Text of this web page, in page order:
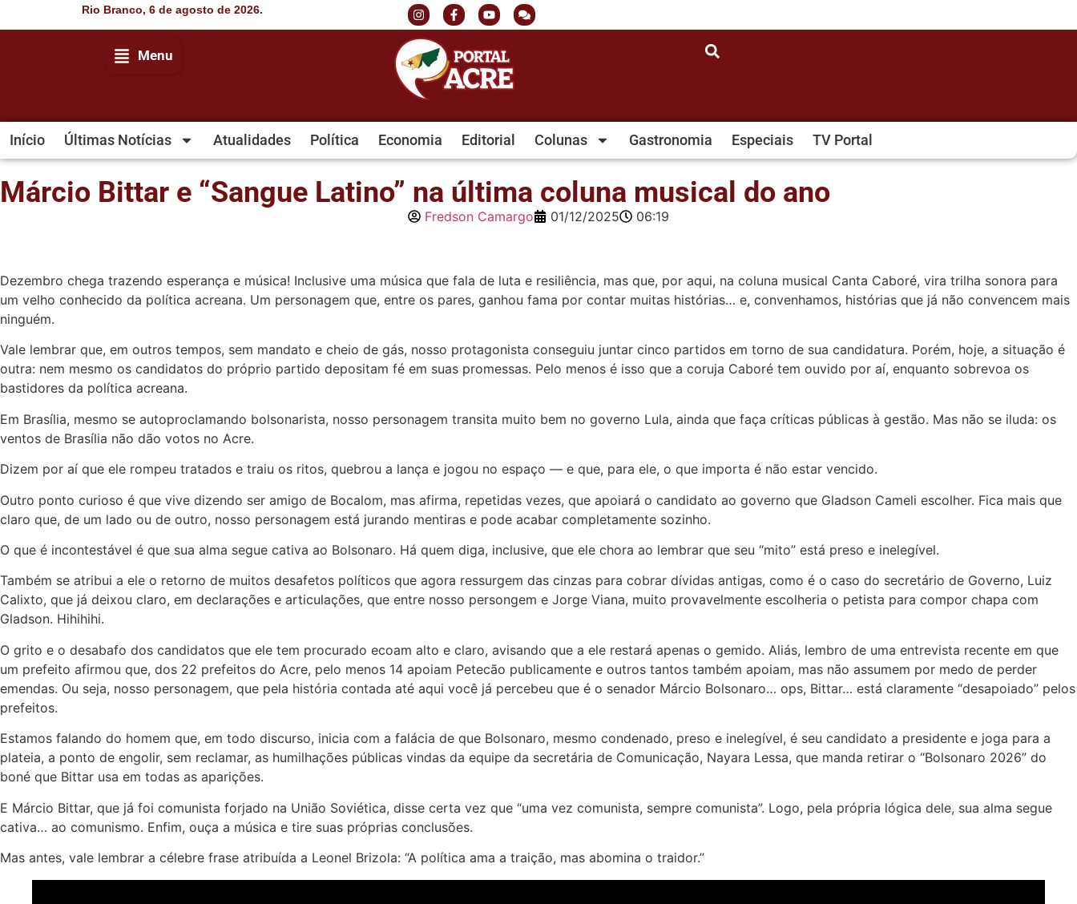
Rio Branco, 6 de agosto de 2026.
Menu
Início Últimas Notícias Atualidades Política Economia Editorial Colunas Gastronomia Especiais TV Portal
Márcio Bittar e “Sangue Latino” na última coluna musical do ano
Fredson Camargo 01/12/2025 06:19
Dezembro chega trazendo esperança e música! Inclusive uma música que fala de luta e resiliência, mas que, por aqui, na coluna musical Canta Caboré, vira trilha sonora para
um velho conhecido da política acreana. Um personagem que, entre os pares, ganhou fama por contar muitas histórias… e, convenhamos, histórias que já não convencem mais
ninguém.
Vale lembrar que, em outros tempos, sem mandato e cheio de gás, nosso protagonista conseguiu juntar cinco partidos em torno de sua candidatura. Porém, hoje, a situação é
outra: nem mesmo os candidatos do próprio partido depositam fé em suas promessas. Pelo menos é isso que a coruja Caboré tem ouvido por aí, enquanto sobrevoa os
bastidores da política acreana.
Em Brasília, mesmo se autoproclamando bolsonarista, nosso personagem transita muito bem no governo Lula, ainda que faça críticas públicas à gestão. Mas não se iluda: os
ventos de Brasília não dão votos no Acre.
Dizem por aí que ele rompeu tratados e traiu os ritos, quebrou a lança e jogou no espaço — e que, para ele, o que importa é não estar vencido.
Outro ponto curioso é que vive dizendo ser amigo de Bocalom, mas afirma, repetidas vezes, que apoiará o candidato ao governo que Gladson Cameli escolher. Fica mais que
claro que, de um lado ou de outro, nosso personagem está jurando mentiras e pode acabar completamente sozinho.
O que é incontestável é que sua alma segue cativa ao Bolsonaro. Há quem diga, inclusive, que ele chora ao lembrar que seu “mito” está preso e inelegível.
Também se atribui a ele o retorno de muitos desafetos políticos que agora ressurgem das cinzas para cobrar dívidas antigas, como é o caso do secretário de Governo, Luiz
Calixto, que já deixou claro, em declarações e articulações, que entre nosso persongem e Jorge Viana, muito provavelmente escolheria o petista para compor chapa com
Gladson. Hihihihi.
O grito e o desabafo dos candidatos que ele tem procurado ecoam alto e claro, avisando que a ele restará apenas o gemido. Aliás, lembro de uma entrevista recente em que
um prefeito afirmou que, dos 22 prefeitos do Acre, pelo menos 14 apoiam Petecão publicamente e outros tantos também apoiam, mas não assumem por medo de perder
emendas. Ou seja, nosso personagem, que pela história contada até aqui você já percebeu que é o senador Márcio Bolsonaro… ops, Bittar… está claramente “desapoiado” pelos
prefeitos.
Estamos falando do homem que, em todo discurso, inicia com a falácia de que Bolsonaro, mesmo condenado, preso e inelegível, é seu candidato a presidente e joga para a
plateia, a ponto de engolir, sem reclamar, as humilhações públicas vindas da equipe da secretária de Comunicação, Nayara Lessa, que manda retirar o “Bolsonaro 2026” do
boné que Bittar usa em todas as aparições.
E Márcio Bittar, que já foi comunista forjado na União Soviética, disse certa vez que “uma vez comunista, sempre comunista”. Logo, pela própria lógica dele, sua alma segue
cativa… ao comunismo. Enfim, ouça a música e tire suas próprias conclusões.
Mas antes, vale lembrar a célebre frase atribuída a Leonel Brizola: “A política ama a traição, mas abomina o traidor.”